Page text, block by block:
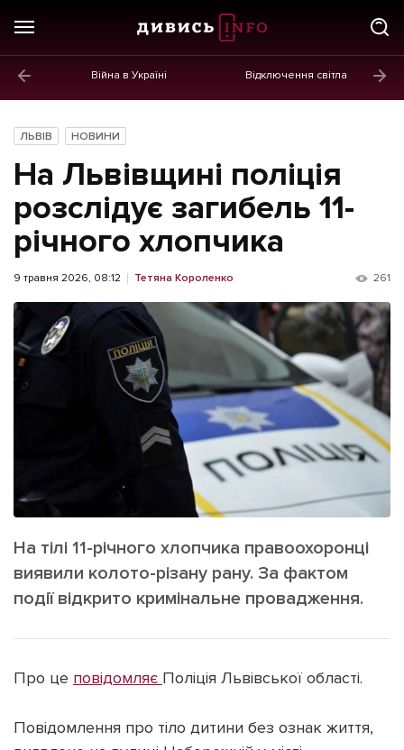
Війна в Україні Відключення світла
Новини
Політика
Економіка
Бізнес
Життя
Культура
Афіша
Репортаж
Ініціативи
Прес-релізи
Фото/Відео
Made in Lviv
Зв'язатися з нами
ЛЬВІВ НОВИНИ
На Львівщині поліція
розслідує загибель 11-
річного хлопчика
9 травня 2026, 08:12 Тетяна Короленко 261
На тілі 11-річного хлопчика правоохоронці
виявили колото-різану рану. За фактом
події відкрито кримінальне провадження.
Про це повідомляє Поліція Львівської області.
Повідомлення про тіло дитини без ознак життя,